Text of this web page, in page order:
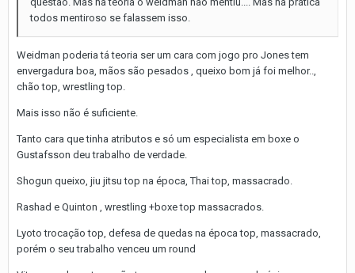
todos mentiroso se falassem isso.
Weidman poderia tá teoria ser um cara com jogo pro Jones tem
envergadura boa, mãos são pesados , queixo bom já foi melhor..,
chão top, wrestling top.
Mais isso não é suficiente.
Tanto cara que tinha atributos e só um especialista em boxe o
Gustafsson deu trabalho de verdade.
Shogun queixo, jiu jitsu top na época, Thai top, massacrado.
Rashad e Quinton , wrestling +boxe top massacrados.
Lyoto trocação top, defesa de quedas na época top, massacrado,
porém o seu trabalho venceu um round